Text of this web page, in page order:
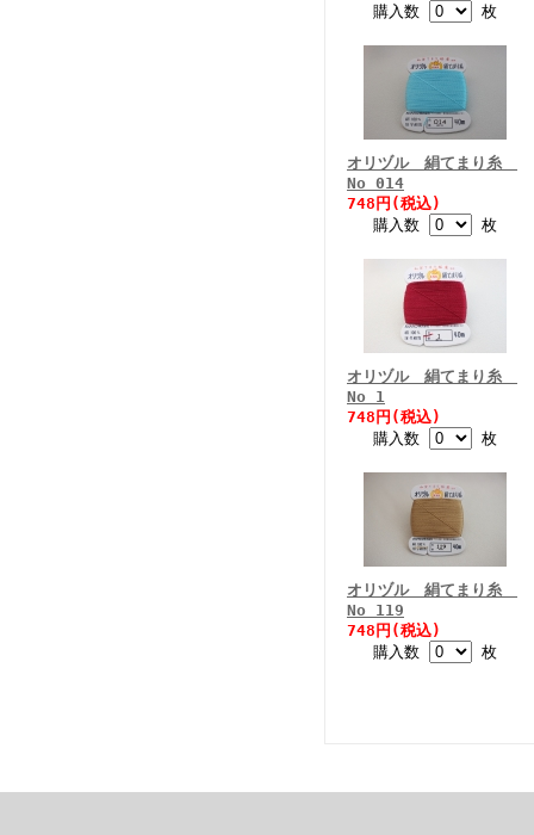
購入数
枚
オリヅル 絹てまり糸
No 014
748円(税込)
購入数
枚
オリヅル 絹てまり糸
No 1
748円(税込)
購入数
枚
オリヅル 絹てまり糸
No 119
748円(税込)
購入数
枚